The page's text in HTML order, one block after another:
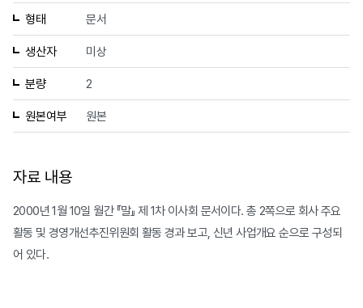
형태 문서
생산자 미상
분량 2
원본여부 원본
자료 내용
2000년 1월 10일 월간 『말』 제 1차 이사회 문서이다. 총 2쪽으로 회사 주요
활동 및 경영개선추진위원회 활동 경과 보고, 신년 사업개요 순으로 구성되
어 있다.